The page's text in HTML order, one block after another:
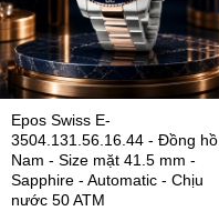
Epos Swiss E-
3504.131.56.16.44 - Đồng hồ
Nam - Size mặt 41.5 mm -
Sapphire - Automatic - Chịu
nước 50 ATM